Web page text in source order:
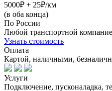
5000₽ + 25₽/км
(в оба конца)
По России
Любой транспортной
Узнать стоимость
Оплата
Картой, наличными,
Услуги
Подключение, пусконаладка,